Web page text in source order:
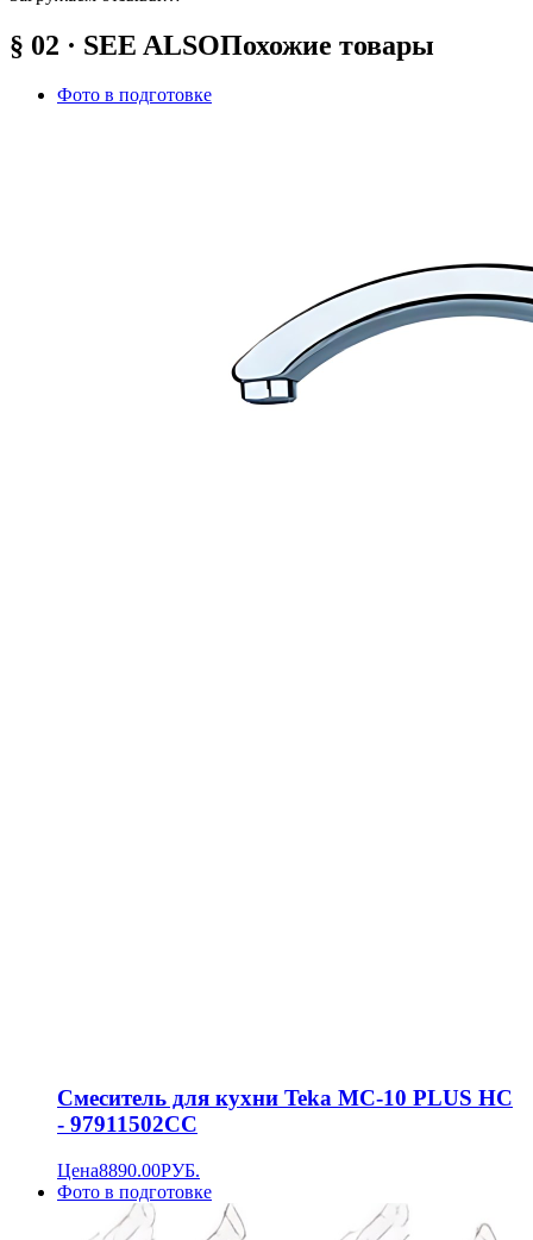
§ 02 · SEE ALSOПохожие товары
Фото в подготовке
Смеситель для кухни Teka MC-10 PLUS HC
- 97911502CC
Цена8890.00РУБ.
Фото в подготовке